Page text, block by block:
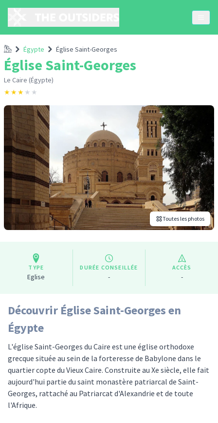
AccueilÉgypte Église Saint-Georges
Église Saint-Georges
Le Caire (Égypte)
★★★ ★ ★
Toutes les photos
TYPE
Eglise
DURÉE CONSEILLÉE
-
ACCÈS
-
Découvrir Église Saint-Georges en
Égypte
L'église Saint-Georges du Caire est une église orthodoxe
grecque située au sein de la forteresse de Babylone dans le
quartier copte du Vieux Caire. Construite au Xe siècle, elle fait
aujourd'hui partie du saint monastère patriarcal de Saint-
Georges, rattaché au Patriarcat d'Alexandrie et de toute
l'Afrique.